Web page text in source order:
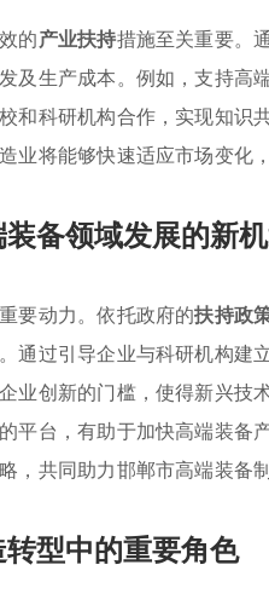
的产业扶持措施至关重要。
及生产成本。例如，支持高
和科研机构合作，实现知识
业将能够快速适应市场变化
备领域发展的新
要动力。依托政府的扶持政
通过引导企业与科研机构建
业创新的门槛，使得新兴技
平台，有助于加快高端装备
，共同助力邯郸市高端装备
型中的重要角色